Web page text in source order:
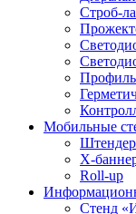
Строб-
Профиль
Мобильные
Х-
Roll-up
Стенд